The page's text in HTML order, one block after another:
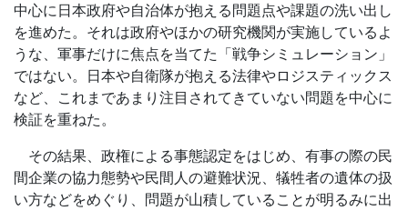
中心に日本政府や自治体が抱える問題点や課題の洗い出し
を進めた。それは政府やほかの研究機関が実施しているよ
うな、軍事だけに焦点を当てた「戦争シミュレーション」
ではない。日本や自衛隊が抱える法律やロジスティックス
など、これまであまり注目されてきていない問題を中心に
検証を重ねた。
その結果、政権による事態認定をはじめ、有事の際の民
間企業の協力態勢や民間人の避難状況、犠牲者の遺体の扱
い方などをめぐり、問題が山積していることが明るみに出